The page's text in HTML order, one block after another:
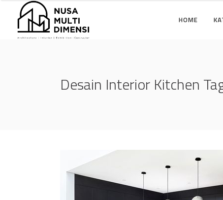
HOME
Desain Interior Kitchen